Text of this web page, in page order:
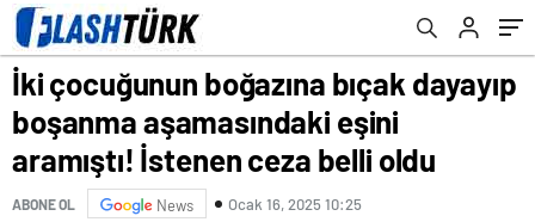
İstenen ceza belli oldu
İki çocuğunun boğazına bıçak dayayıp
boşanma aşamasındaki eşini
aramıştı! İstenen ceza belli oldu
ABONE OL News Ocak 16, 2025 10:25